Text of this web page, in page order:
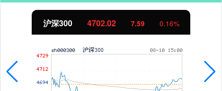
沪深300 4702.02 7.59 0.16%